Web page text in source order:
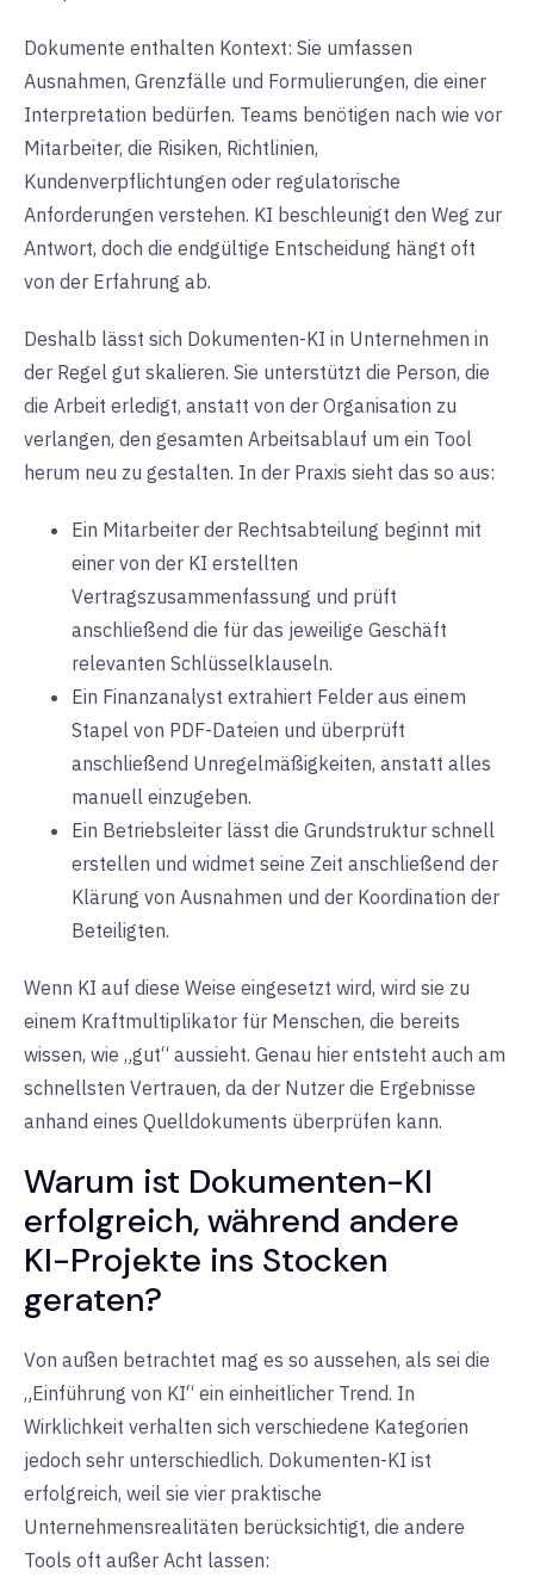
Dokumente enthalten Kontext: Sie umfassen
Ausnahmen, Grenzfälle und Formulierungen, die einer
Interpretation bedürfen. Teams benötigen nach wie vor
Mitarbeiter, die Risiken, Richtlinien,
Kundenverpflichtungen oder regulatorische
Anforderungen verstehen. KI beschleunigt den Weg zur
Antwort, doch die endgültige Entscheidung hängt oft
von der Erfahrung ab.
Deshalb lässt sich Dokumenten-KI in Unternehmen in
der Regel gut skalieren. Sie unterstützt die Person, die
die Arbeit erledigt, anstatt von der Organisation zu
verlangen, den gesamten Arbeitsablauf um ein Tool
herum neu zu gestalten. In der Praxis sieht das so aus:
Ein Mitarbeiter der Rechtsabteilung beginnt mit
einer von der KI erstellten
Vertragszusammenfassung und prüft
anschließend die für das jeweilige Geschäft
relevanten Schlüsselklauseln.
Ein Finanzanalyst extrahiert Felder aus einem
Stapel von PDF-Dateien und überprüft
anschließend Unregelmäßigkeiten, anstatt alles
manuell einzugeben.
Ein Betriebsleiter lässt die Grundstruktur schnell
erstellen und widmet seine Zeit anschließend der
Klärung von Ausnahmen und der Koordination der
Beteiligten.
Wenn KI auf diese Weise eingesetzt wird, wird sie zu
einem Kraftmultiplikator für Menschen, die bereits
wissen, wie „gut“ aussieht. Genau hier entsteht auch am
schnellsten Vertrauen, da der Nutzer die Ergebnisse
anhand eines Quelldokuments überprüfen kann.
Warum ist Dokumenten-KI
erfolgreich, während andere
KI-Projekte ins Stocken
geraten?
Von außen betrachtet mag es so aussehen, als sei die
„Einführung von KI“ ein einheitlicher Trend. In
Wirklichkeit verhalten sich verschiedene Kategorien
jedoch sehr unterschiedlich. Dokumenten-KI ist
erfolgreich, weil sie vier praktische
Unternehmensrealitäten berücksichtigt, die andere
Tools oft außer Acht lassen: